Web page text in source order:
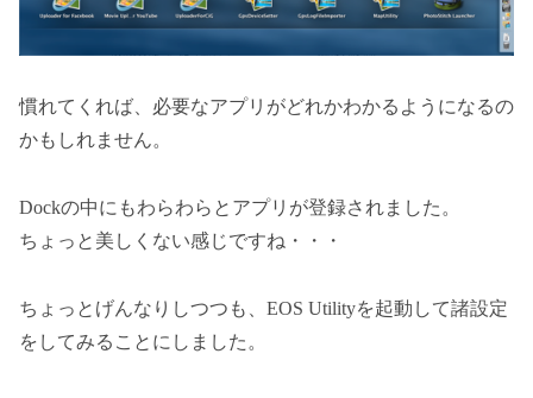
慣れてくれば、必要なアプリがどれかわかるようになるの
かもしれません。
Dockの中にもわらわらとアプリが登録されました。
ちょっと美しくない感じですね・・・
ちょっとげんなりしつつも、EOS Utilityを起動して諸設定
をしてみることにしました。